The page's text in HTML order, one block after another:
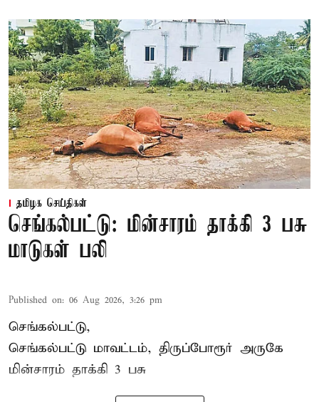
தமிழக செய்திகள்
செங்கல்பட்டு: மின்சாரம் தாக்கி 3 பசு
மாடுகள் பலி
Published on: 06 Aug 2026, 3:26 pm
செங்கல்பட்டு,
செங்கல்பட்டு மாவட்டம், திருப்போரூர் அருகே
மின்சாரம் தாக்கி 3 பசு